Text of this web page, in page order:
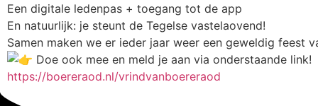
Een digitale ledenpas + toegang tot de app
En natuurlijk: je steunt de Tegelse vastelaovend!
Samen maken we er ieder jaar weer een geweldig feest
Doe ook mee en meld je aan via onderstaande link!
https://boereraod.nl/vrindvanboereraod